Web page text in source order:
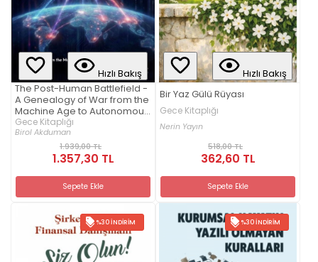
Hızlı Bakış
The Post-Human Battlefield -
A Genealogy of War from the
Machine Age to Autonomous
Battle
Gece Kitaplığı
Birol Akduman
1.939,00 TL
1.357,30 TL
Sepete Ekle
Hızlı Bakış
Bir Yaz Gülü Rüyası
Gece Kitaplığı
Nerin Yayın
518,00 TL
362,60 TL
Sepete Ekle
%30 İNDIRIM %30 İNDIRIM